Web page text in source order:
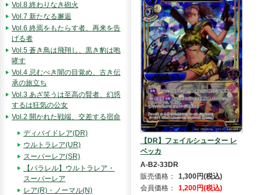
【DR】フェイルシューター レ
ベッカ
A-B2-33DR
販売価格：
1,300円(税込)
会員価格：
1,200円(税込)
Vol.8 終わりなき砲火
Vol.7 新たなる邂逅
Vol.6 終焉をもたらす者、再来を告
げる者
Vol.5 蒼き鳥は飛翔し、黒き豹は咆
哮す
Vol.4 忌むべき闇の目覚め、古き伝
承の旅立ち
Vol.3 あざ笑うは至高の賢者、幻惑
するは狂気の公女
Vol.2 開かれた戦端、交差する宿命
ディバイドレア(DR)
ウルトラレア(UR)
スーパーレア(SR)
【パラレル】ウルトラレア・
スーパーレア
レア(R)・ノーマル(N)